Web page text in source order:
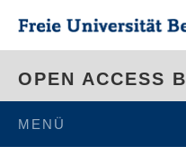
OPEN ACCESS
MENÜ